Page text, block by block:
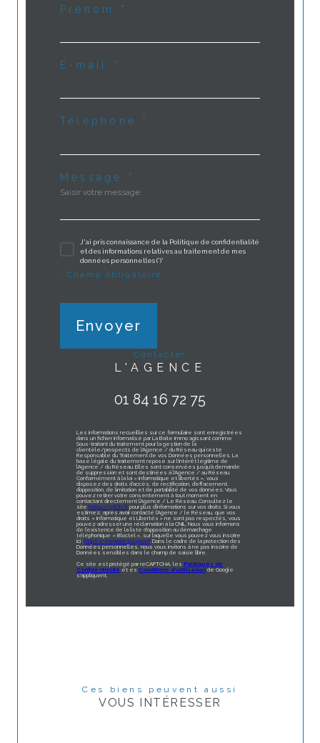
Prénom *
E-mail *
Téléphone *
Message *
J'ai pris connaissance de la Politique de confidentialité
et des informations relatives au traitement de mes
données personnelles (*)*
* Champ obligatoire
Envoyer
contacter
L'AGENCE
01 84 16 72 75
Les informations recueillies sur ce formulaire sont enregistrées
dans un fichier informatisé par La Boite Immo agissant comme
Sous-traitant du traitement pour la gestion de la
clientèle/prospects de l'Agence / du Réseau qui reste
Responsable du Traitement de vos Données personnelles. La
base légale du traitement repose sur l'intérêt légitime de
l'Agence / du Réseau. Elles sont conservées jusqu'à demande
de suppression et sont destinées à l'Agence / au Réseau.
Conformément à la loi « informatique et libertés », vous
disposez des droits d’accès, de rectification, d’effacement,
d’opposition, de limitation et de portabilité de vos données. Vous
pouvez retirer votre consentement à tout moment en
contactant directement l’Agence / Le Réseau. Consultez le
sitehttps://cnil.fr/fr pour plus d’informations sur vos droits. Si vous
estimez, après avoir contacté l'Agence / le Réseau, que vos
droits « Informatique et Libertés » ne sont pas respectés, vous
pouvez adresser une réclamation à la CNIL. Nous vous informons
de l’existence de la liste d'opposition au démarchage
téléphonique « Bloctel », sur laquelle vous pouvez vous inscrire
ici :https://www.bloctel.gouv.fr. Dans le cadre de la protection des
Données personnelles, nous vous invitons à ne pas inscrire de
Données sensibles dans le champ de saisie libre.
Ce site est protégé par reCAPTCHA, les Politiques de
Confidentialité et es Conditions d'utilisationde Google
s'appliquent.
Ces biens peuvent aussi
VOUS INTÉRESSER